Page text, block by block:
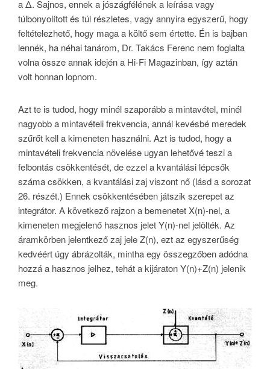
a Δ. Sajnos, ennek a jószágfélének a leírása vagy
túlbonyolított és túl részletes, vagy annyira egyszerű, hogy
feltételezhető, hogy maga a költő sem értette. Én is bajban
lennék, ha néhai tanárom, Dr. Takács Ferenc nem foglalta
volna össze annak idején a Hi-Fi Magazinban, így aztán
volt honnan lopnom.
Azt te is tudod, hogy minél szaporább a mintavétel, minél
nagyobb a mintavételi frekvencia, annál kevésbé meredek
szűrőt kell a kimeneten használni. Azt is tudod, hogy a
mintavételi frekvencia növelése ugyan lehetővé teszi a
felbontás csökkentését, de ezzel a kvantálási lépcsők
száma csökken, a kvantálási zaj viszont nő (lásd a sorozat
26. részét.) Ennek csökkentésében játszik szerepet az
integrátor. A következő rajzon a bemenetet X(n)-nel, a
kimeneten megjelenő hasznos jelet Y(n)-nel jelölték. Az
áramkörben jelentkező zaj jele Z(n), ezt az egyszerűség
kedvéért úgy ábrázolták, mintha egy összegzőben adódna
hozzá a hasznos jelhez, tehát a kijáraton Y(n)+Z(n) jelenik
meg.